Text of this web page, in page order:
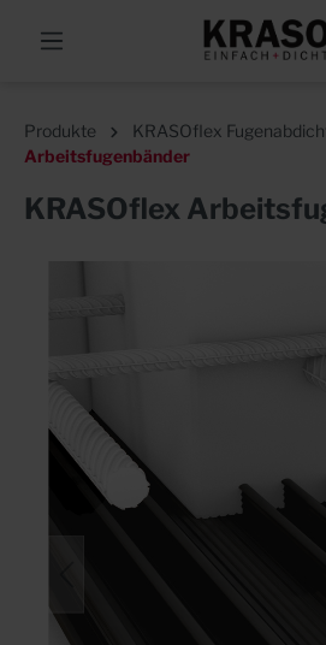
Produkte
KRASOflex
Arbeitsfugenbänder
KRASOflex